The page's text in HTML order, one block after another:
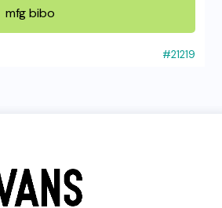
mfg bibo
#21219